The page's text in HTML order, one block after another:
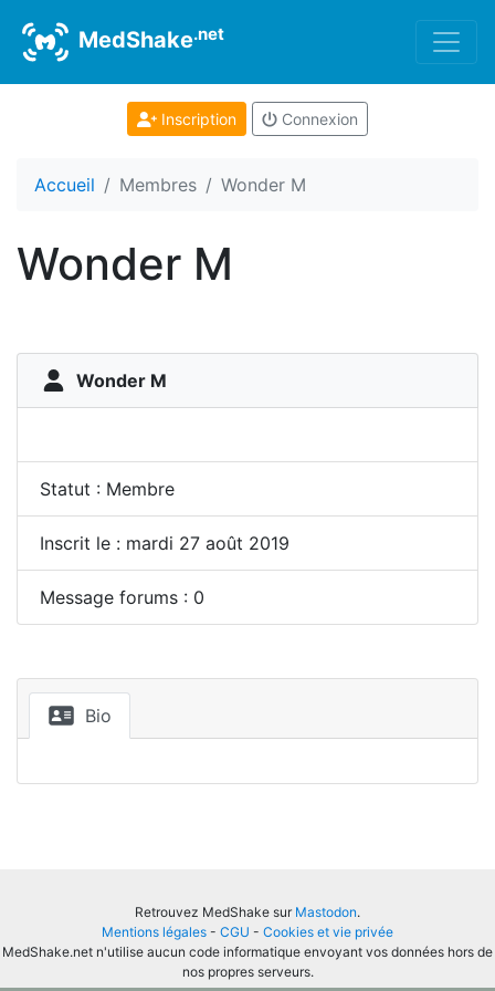
MedShake.net
Inscription Connexion
Accueil Membres Wonder M
Wonder M
Wonder M
Statut : Membre
Inscrit le : mardi 27 août 2019
Message forums : 0
Bio
Retrouvez MedShake sur Mastodon.
Mentions légales - CGU - Cookies et vie privée
MedShake.net n'utilise aucun code informatique envoyant vos données hors de
nos propres serveurs.